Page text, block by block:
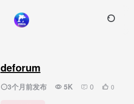
deforum
3个月前发布 5K 0 0